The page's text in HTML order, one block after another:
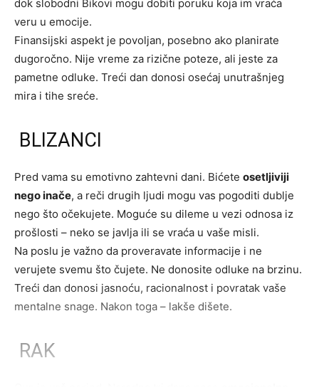
dok slobodni Bikovi mogu dobiti poruku koja im vraća
veru u emocije.
Finansijski aspekt je povoljan, posebno ako planirate
dugoročno. Nije vreme za rizične poteze, ali jeste za
pametne odluke. Treći dan donosi osećaj unutrašnjeg
mira i tihe sreće.
BLIZANCI
Pred vama su emotivno zahtevni dani. Bićete osetljiviji
nego inače, a reči drugih ljudi mogu vas pogoditi dublje
nego što očekujete. Moguće su dileme u vezi odnosa iz
prošlosti – neko se javlja ili se vraća u vaše misli.
Na poslu je važno da proveravate informacije i ne
verujete svemu što čujete. Ne donosite odluke na brzinu.
Treći dan donosi jasnoću, racionalnost i povratak vaše
mentalne snage. Nakon toga – lakše dišete.
RAK